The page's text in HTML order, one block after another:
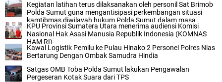
Kegiatan latihan terus dilaksanakan oleh personil Sat Brimob
Polda Sumut guna mengantisipasi perkembangan situasi
kamtibmas diwilayah hukum Polda Sumut dalam masa
pemilu tahun 2024.
KPU Provinsi Sumatera Utara menerima audiensi Komisi
Nasional Hak Asasi Manusia Republik Indonesia (KOMNAS
HAM RI)
Kawal Logistik Pemilu ke Pulau Hinako 2 Personel Polres Nias
Bertarung Dengan Ombak Samudra Hindia
Satgas OMB Toba Polda Sumut lakukan Pengawalan
Pergeseran Kotak Suara dari TPS